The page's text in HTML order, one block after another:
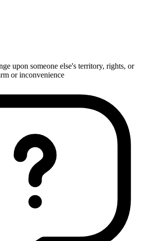
upon someone else's territory, rights, or
or inconvenience